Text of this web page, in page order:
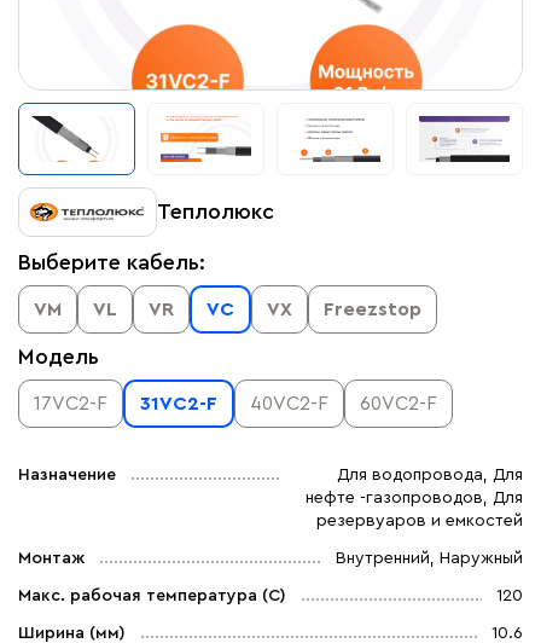
Теплолюкс
Выберите кабель:
VM VL VR VC VX Freezstop
Модель
17VC2-F 31VC2-F 40VC2-F 60VC2-F
Назначение
Для водопровода, Для
нефте -газопроводов, Для
резервуаров и емкостей
Монтаж Внутренний, Наружный
Макс. рабочая температура (C) 120
Ширина (мм) 10.6